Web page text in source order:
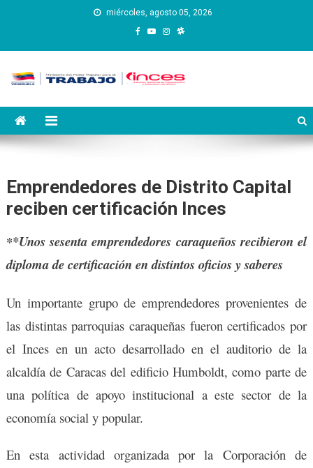
miércoles, agosto 05, 2026
Instituto Nacional de
Capacitación y Educación
Emprendedores de Distrito Capital
reciben certificación Inces
**Unos sesenta emprendedores caraqueños recibieron el
diploma de certificación en distintos oficios y saberes
Un importante grupo de emprendedores provenientes de
las distintas parroquias caraqueñas fueron certificados por
el Inces en un acto desarrollado en el auditorio de la
alcaldía de Caracas del edificio Humboldt, como parte de
una política de apoyo institucional a este sector de la
economía social y popular.
En esta actividad organizada por la Corporación de